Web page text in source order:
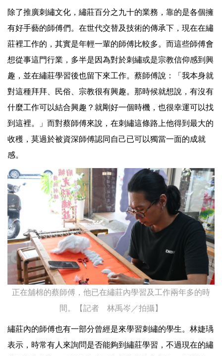
除了推廣刺繡文化，繡莊百分之九十的業務，靠的是各個擁
有好手藝的師傅們。在世代交替及技術的傳承下，現在在繡
莊裡工作的，其實是年輕一輩的師傅比較多。而這些師傅會
想從事這門行業，多半是因為對於刺繡或是宗教信仰感到興
趣，並在繡莊學習後也留下來工作。蔡師傅說：「我本身就
對這種拜拜、民俗、宗教很有興趣。那時候就想說，有沒有
什麼工作可以結合興趣？就剛好一個時機，也很幸運可以找
到這裡。」而對蔡師傅來說，在刺繡這條路上他得到最大的
收穫，莫過於被資深師傅認同自己已可以獨當一面的成就
感。
正在舖棉的蔡師傅，他已在繡莊內學習及工作兩年多的時
間。【記者 林禹岑／拍攝】
繡莊內的師傅也有一部分曾經是來學習刺繡的學生。林婕瑀
表示，時常有人來詢問是否能夠到繡莊學習，不過現在的繡